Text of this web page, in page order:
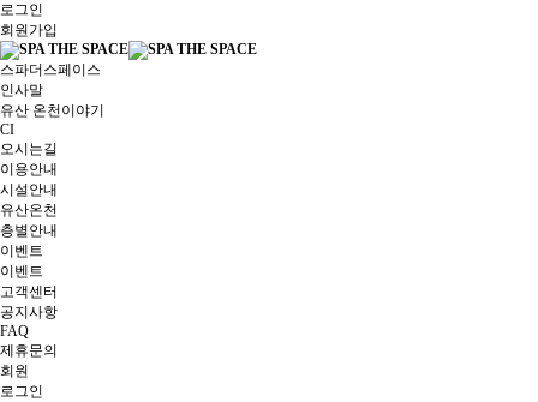
로그인
회원가입
스파더스페이스
인사말
유산 온천이야기
CI
오시는길
이용안내
시설안내
유산온천
층별안내
이벤트
이벤트
고객센터
공지사항
FAQ
제휴문의
회원
로그인